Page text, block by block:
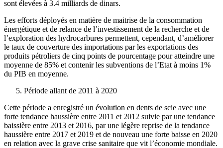
sont élevées à 3.4 milliards de dinars.
Les efforts déployés en matière de maitrise de la consommation
énergétique et de relance de l’investissement de la recherche et de
l’exploration des hydrocarbures permettent, cependant, d’améliorer
le taux de couverture des importations par les exportations des
produits pétroliers de cinq points de pourcentage pour atteindre une
moyenne de 85% et contenir les subventions de l’Etat à moins 1%
du PIB en moyenne.
Période allant de 2011 à 2020
Cette période a enregistré un évolution en dents de scie avec une
forte tendance haussière entre 2011 et 2012 suivie par une tendance
baissière entre 2013 et 2016, par une légère reprise de la tendance
haussière entre 2017 et 2019 et de nouveau une forte baisse en 2020
en relation avec la grave crise sanitaire que vit l’économie mondiale.